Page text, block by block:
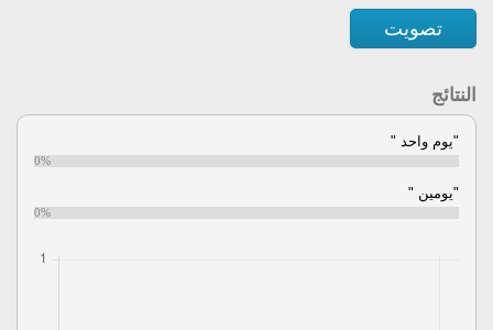
تصويت
النتائج
"يوم واحد "
0%
"يومين "
0%